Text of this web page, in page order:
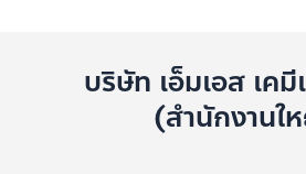
บริษัท เอ็มเอส เค
(สำนักงานใ